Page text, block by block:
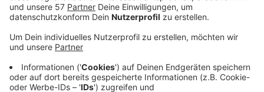
Der Aachener Bunker in der Zeppelinstraße bekommt
ein Urban-Art-Kunstwerk auf die Wand in Richtung
Mataréstraße.
Kunstwettbewerbs hat sich das Motiv "Wald mit
Fuchs" von Alex Shifferaw (aka "Jagama")